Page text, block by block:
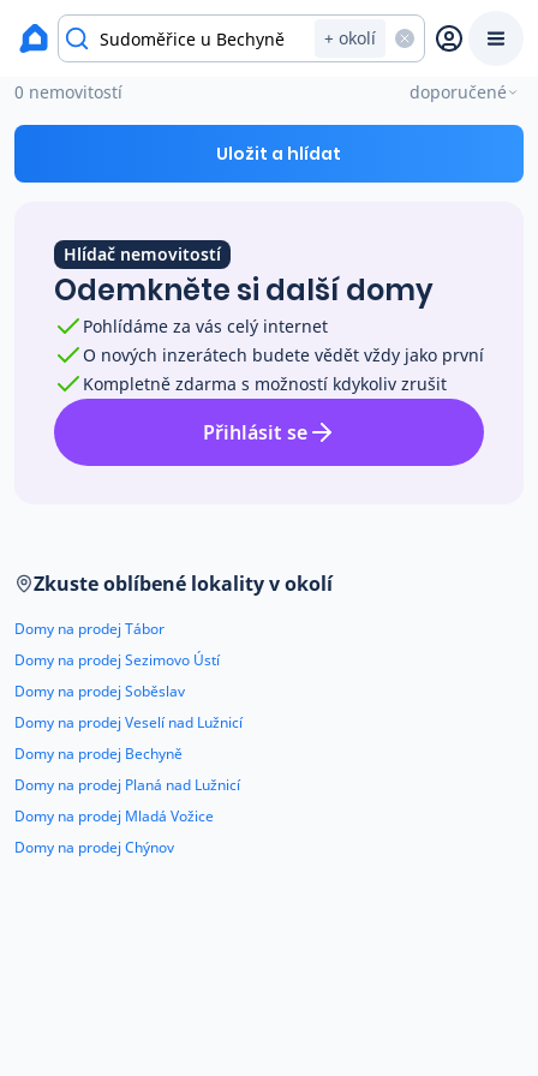
+ okolí
Chytrý odhad ceny
Ceny prodaných nemovitostí
Okamžitý výkup
Blog
Kariéra
Kontakt
okres Tábor
Domy na prodej Sudoměřice u Bechyně
0 nemovitostí doporučené
Uložit a hlídat
Hlídač nemovitostí
Odemkněte si další domy
Pohlídáme za vás celý internet
O nových inzerátech budete vědět vždy jako první
Kompletně zdarma s možností kdykoliv zrušit
Přihlásit se
Zkuste oblíbené lokality v okolí
Domy na prodej Tábor
Domy na prodej Sezimovo Ústí
Domy na prodej Soběslav
Domy na prodej Veselí nad Lužnicí
Domy na prodej Bechyně
Domy na prodej Planá nad Lužnicí
Domy na prodej Mladá Vožice
Domy na prodej Chýnov